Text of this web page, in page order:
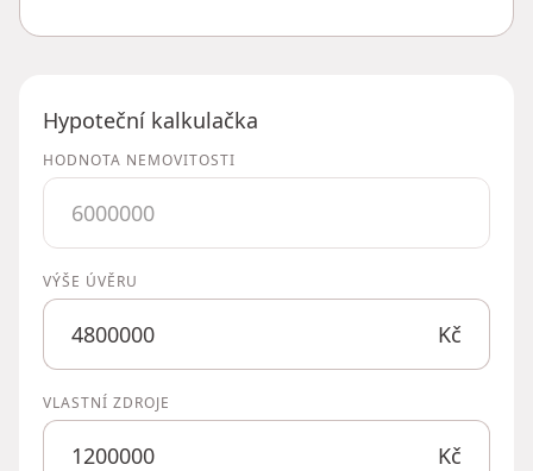
Hypoteční kalkulačka
HODNOTA NEMOVITOSTI
VÝŠE ÚVĚRU
Kč
VLASTNÍ ZDROJE
Kč